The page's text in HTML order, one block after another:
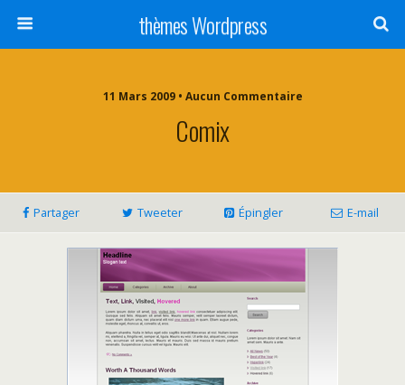
thèmes Wordpress
11 Mars 2009 • Aucun Commentaire
Comix
Partager Tweeter Épingler E-mail